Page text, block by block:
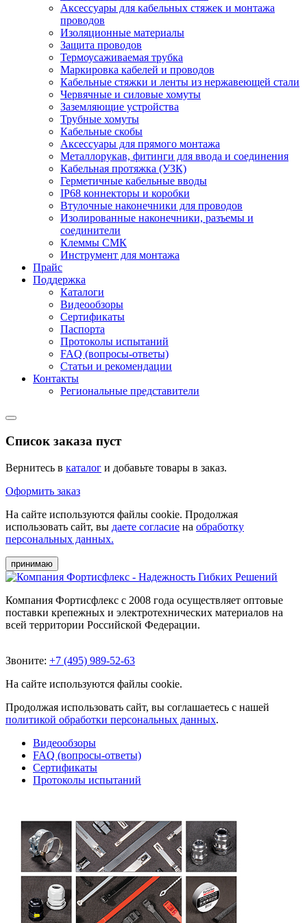
Аксессуары для кабельных стяжек и монтажа
проводов
Изоляционные материалы
Защита проводов
Термоусаживаемая трубка
Маркировка кабелей и проводов
Кабельные стяжки и ленты из нержавеющей стали
Червячные и силовые хомуты
Заземляющие устройства
Трубные хомуты
Кабельные скобы
Аксессуары для прямого монтажа
Металлорукав, фитинги для ввода и соединения
Кабельная протяжка (УЗК)
Герметичные кабельные вводы
IP68 коннекторы и коробки
Втулочные наконечники для проводов
Изолированные наконечники, разъемы и
соединители
Клеммы СМК
Инструмент для монтажа
Прайс
Поддержка
Каталоги
Видеообзоры
Сертификаты
Паспорта
Протоколы испытаний
FAQ (вопросы-ответы)
Статьи и рекомендации
Контакты
Региональные представители
Список заказа пуст
Вернитесь в каталог и добавьте товары в заказ.
Оформить заказ
На сайте используются файлы cookie. Продолжая
использовать сайт, вы даете согласие на обработку
персональных данных.
принимаю
Компания Фортисфлекс с 2008 года осуществляет оптовые
поставки крепежных и электротехнических материалов на
всей территории Российской Федерации.
Звоните: +7 (495) 989-52-63
На сайте используются файлы cookie.
Продолжая использовать сайт, вы соглашаетесь с нашей
политикой обработки персональных данных.
Видеообзоры
FAQ (вопросы-ответы)
Сертификаты
Протоколы испытаний